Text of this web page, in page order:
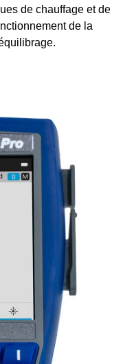
de chauffage et de
de la